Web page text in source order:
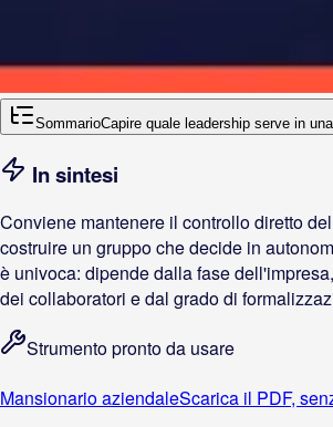
SommarioCapire quale leadership serve in
In sintesi
Conviene mantenere il controllo diretto
costruire un gruppo che decide in
è univoca: dipende dalla fase
dei collaboratori e dal grado di
Strumento pronto da usare
Mansionario aziendaleScarica il PDF,